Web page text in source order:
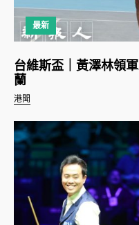
最新
港聞
台維斯盃｜黃澤林領
蘭